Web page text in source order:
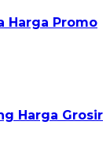
Harga Promo
Harga Grosir